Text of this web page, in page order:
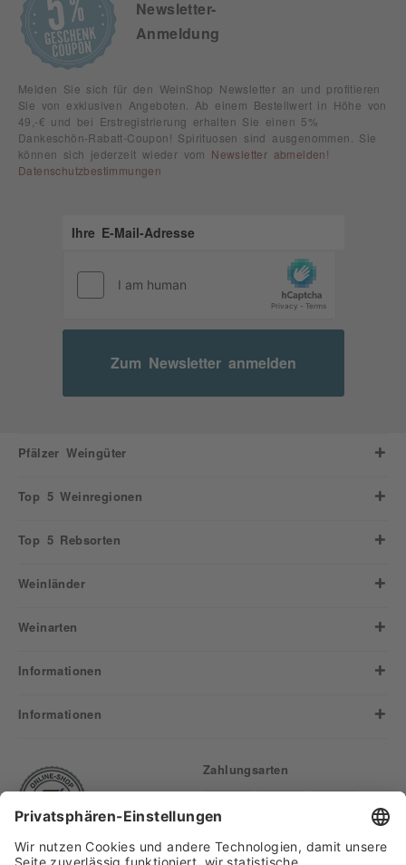
Newsletter-
Anmeldung
Melden Sie sich für den WeinShop Newsletter an und profitieren
Sie von exklusiven Angeboten. Ab einem Bestellwert in Höhe von
49,-€ und bei Erstregistrierung erhalten Sie einen 5%
Dankeschön-Rabatt-Coupon! Spirituosen sind ausgenommen. Sie
können sich jederzeit wieder vom Newsletter abmelden !
Datenschutzbestimmungen
Zum Newsletter anmelden
Pfälzer Weingüter
Top 5 Weinregionen
Top 5 Rebsorten
Weinländer
Weinarten
Informationen
Informationen
Zahlungsarten